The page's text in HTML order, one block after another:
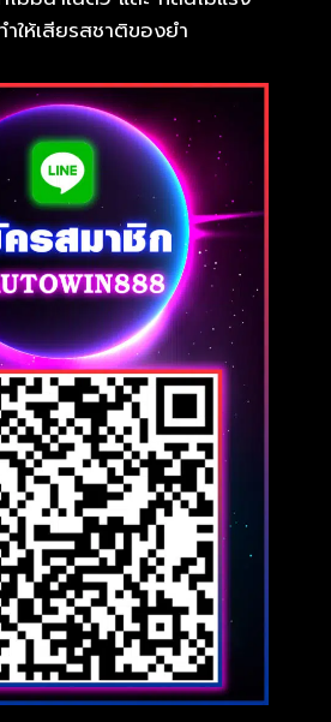
ำให้เสียรสชาติของยำ